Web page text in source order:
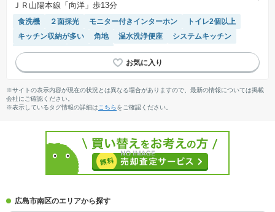
ＪＲ山陽本線「向洋」歩13分
食洗機 ２面採光 モニター付きインターホン
トイレ2個以上
キッチン収納が多い
角地 温水洗浄便座
システムキッチン
対面キッチン
窓付き浴室
※サイトの表示内容が現在の状況とは異なる場合がありますので、最新の情報については掲載
会社にご確認ください。
※表示しているタグ情報の詳細は こちらをご確認ください。
広島市南区のエリアから探す